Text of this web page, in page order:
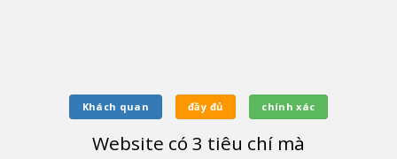
Khách quan đầy đủ chính xác
Website có 3 tiêu chí mà